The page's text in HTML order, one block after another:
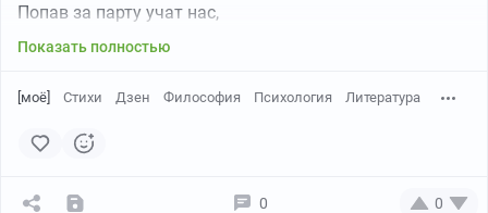
Попав за парту учат нас,
"Всё начинается из точки!"
Из точки мы выводим строчку.
Постарше став, сей знак мы ставим,
Иль в сообщеньях, в конце строчки,
Показать полностью
[моё] Стихи Дзен Философия Психология Литература
0 0